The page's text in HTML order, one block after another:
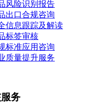
风险识别报告
出口合规咨询
信息跟踪及解读
标签审核
标准应用咨询
质量提升服务
务